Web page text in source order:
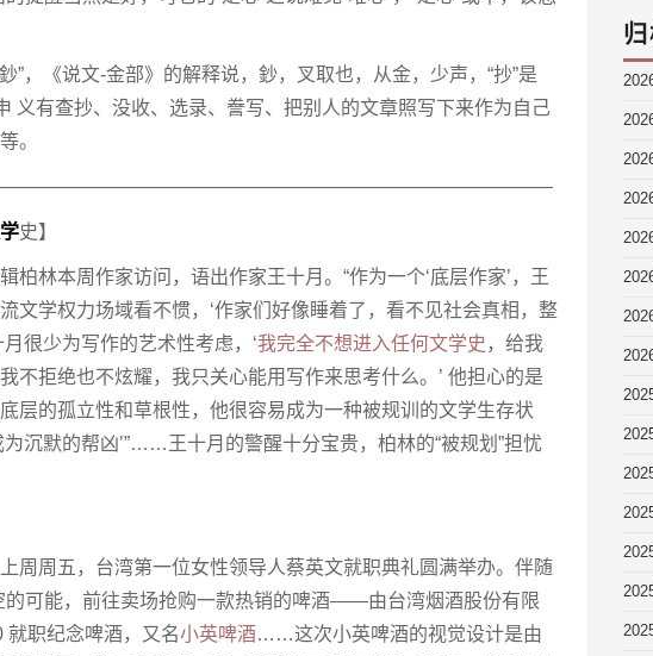
”，《说文-金部》的解释说，鈔，叉取也，从金，少声，“抄”是
义有查抄、没收、选录、誊写、把别人的文章照写下来作为自己
。
史】
柏林本周作家访问，语出作家王十月。“作为一个‘底层作家’，王
文学权力场域看不惯，‘作家们好像睡着了，看不见社会真相，整
很少为写作的艺术性考虑，‘我完全不想进入任何文学史 ，给我
不拒绝也不炫耀，我只关心能用写作来思考什么。’ 他担心的是
层的孤立性和草根性，他很容易成为一种被规训的文学生存状
沉默的帮凶’”……王十月的警醒十分宝贵，柏林的“被规划”担忧
周周五，台湾第一位女性领导人蔡英文就职典礼圆满举办。伴随
的可能，前往卖场抢购一款热销的啤酒——由台湾烟酒股份有限
就职纪念啤酒，又名小英啤酒……这次小英啤酒的视觉设计是由